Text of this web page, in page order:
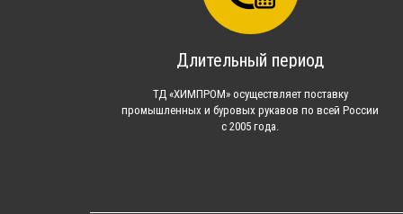
Длительный период
ТД «ХИМПРОМ» осуществляет поставку
промышленных и буровых рукавов по всей России
с 2005 года.